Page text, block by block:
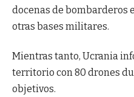
docenas de bombarderos
otras bases militares.
Mientras tanto, Ucrania
territorio con 80 drones
objetivos.